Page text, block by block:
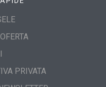
PRIVATA